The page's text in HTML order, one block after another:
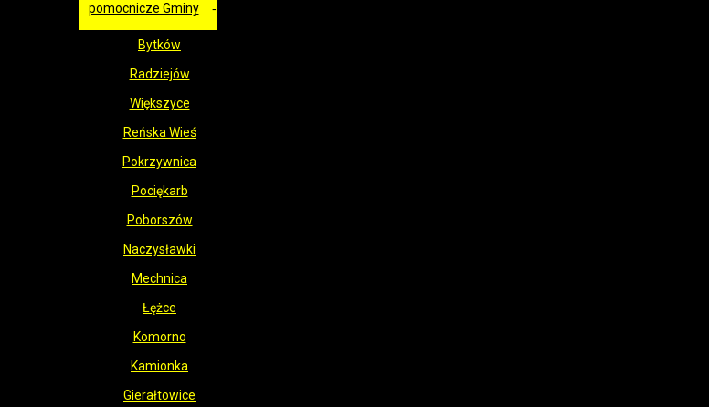
pomocnicze Gminy
Bytków
Radziejów
Większyce
Reńska Wieś
Pokrzywnica
Pociękarb
Poborszów
Naczysławki
Mechnica
Łężce
Komorno
Kamionka
Gierałtowice